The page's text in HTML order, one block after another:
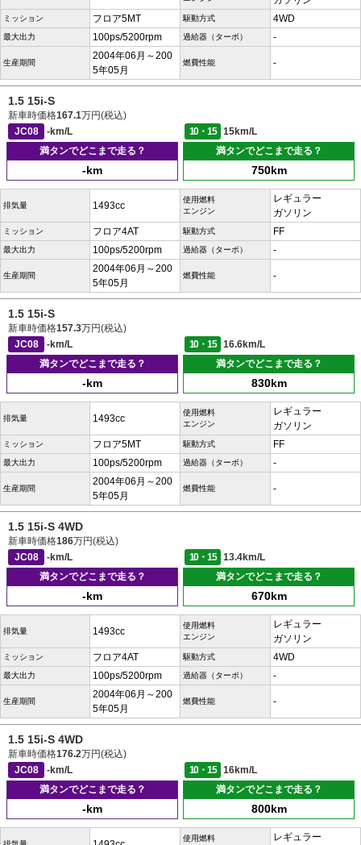
ミッション フロア5MT 駆動方式 4WD
最大出力 100ps/5200rpm 過給器（ターボ） -
生産期間
2004年06月～200
5年05月
燃費性能 -
1.5 15i-S
新車時価格167.1万円(税込)
JC08
-km/L 10・15
15km/L
満タンでどこまで走る？
-km
満タンでどこまで走る？
750km
排気量 1493cc
使用燃料
エンジン
レギュラー
ガソリン
ミッション フロア4AT 駆動方式 FF
最大出力 100ps/5200rpm 過給器（ターボ） -
生産期間
2004年06月～200
5年05月
燃費性能 -
1.5 15i-S
新車時価格157.3万円(税込)
JC08
-km/L 10・15
16.6km/L
満タンでどこまで走る？
-km
満タンでどこまで走る？
830km
排気量 1493cc
使用燃料
エンジン
レギュラー
ガソリン
ミッション フロア5MT 駆動方式 FF
最大出力 100ps/5200rpm 過給器（ターボ） -
生産期間
2004年06月～200
5年05月
燃費性能 -
1.5 15i-S 4WD
新車時価格186万円(税込)
JC08
-km/L 10・15
13.4km/L
満タンでどこまで走る？
-km
満タンでどこまで走る？
670km
排気量 1493cc
使用燃料
エンジン
レギュラー
ガソリン
ミッション フロア4AT 駆動方式 4WD
最大出力 100ps/5200rpm 過給器（ターボ） -
生産期間
2004年06月～200
5年05月
燃費性能 -
1.5 15i-S 4WD
新車時価格176.2万円(税込)
JC08
-km/L 10・15
16km/L
満タンでどこまで走る？
-km
満タンでどこまで走る？
800km
使用燃料 レギュラー